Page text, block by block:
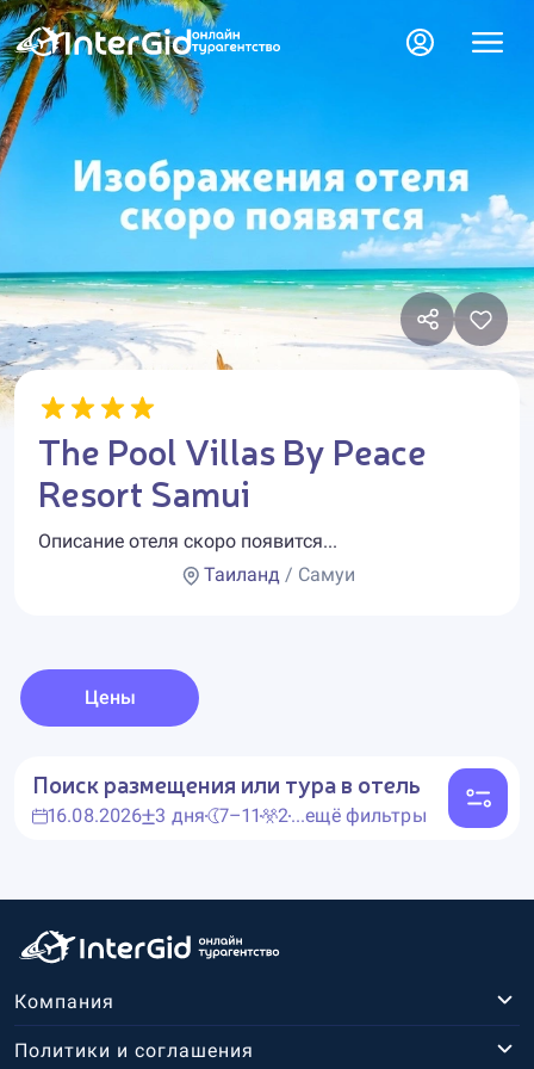
The Pool Villas By Peace
Resort Samui
Описание отеля скоро появится...
Таиланд / Самуи
Цены
Поиск размещения или тура в отель
16.08.2026 3 дня 7–11 2...ещё фильтры
Компания
Политики и соглашения